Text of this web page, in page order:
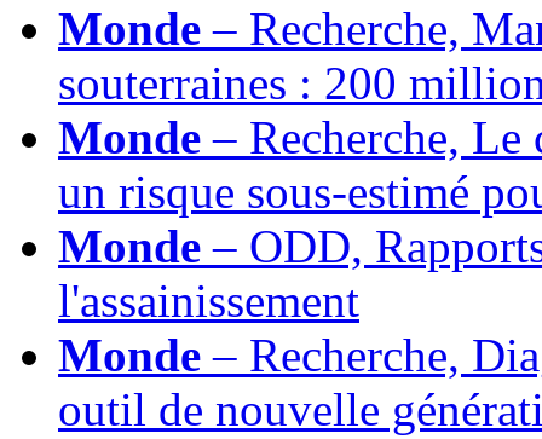
Monde – Recherche,
souterraines : 200
Monde – Recherche,
un risque sous-estimé
Monde – ODD,
l'assainissement
Monde – Recherche,
outil de nouvelle